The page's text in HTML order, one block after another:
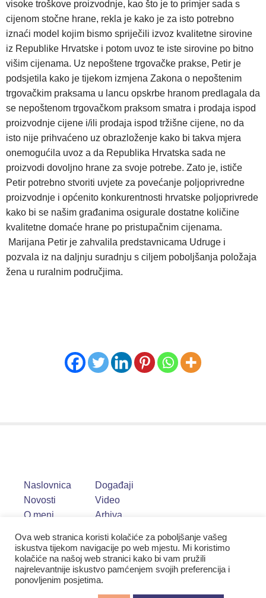
visoke troškove proizvodnje, kao što je to primjer sada s
cijenom stočne hrane, rekla je kako je za isto potrebno
iznaći model kojim bismo spriječili izvoz kvalitetne sirovine
iz Republike Hrvatske i potom uvoz te iste sirovine po bitno
višim cijenama. Uz nepoštene trgovačke prakse, Petir je
podsjetila kako je tijekom izmjena Zakona o nepoštenim
trgovačkim praksama u lancu opskrbe hranom predlagala da
se nepoštenom trgovačkom praksom smatra i prodaja ispod
proizvodnje cijene i/ili prodaja ispod tržišne cijene, no da
isto nije prihvaćeno uz obrazloženje kako bi takva mjera
onemogućila uvoz a da Republika Hrvatska sada ne
proizvodi dovoljno hrane za svoje potrebe. Zato je, ističe
Petir potrebno stvoriti uvjete za povećanje poljoprivredne
proizvodnje i općenito konkurentnosti hrvatske poljoprivrede
kako bi se našim građanima osigurale dostatne količine
kvalitetne domaće hrane po pristupačnim cijenama.
Marijana Petir je zahvalila predstavnicama Udruge i
pozvala iz na daljnju suradnju s ciljem poboljšanja položaja
žena u ruralnim područjima.
Naslovnica
Novosti
O meni
Događaji
Video
Arhiva
Ova web stranica koristi kolačiće za poboljšanje vašeg
iskustva tijekom navigacije po web mjestu. Mi koristimo
kolačiće na našoj web stranici kako bi vam pružili
najrelevantnije iskustvo pamćenjem svojih preferencija i
ponovljenim posjetima.